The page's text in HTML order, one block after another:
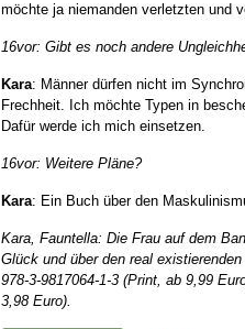
möchte ja niemanden verletzten und
16vor: Gibt es noch andere
Kara: Männer dürfen nicht im
Frechheit. Ich möchte Typen in
Dafür werde ich mich einsetzen.
16vor: Weitere Pläne?
Kara: Ein Buch über den
Kara, Fauntella: Die Frau auf dem
Glück und über den real
978-3-9817064-1-3 (Print, ab 9,99
3,98 Euro).